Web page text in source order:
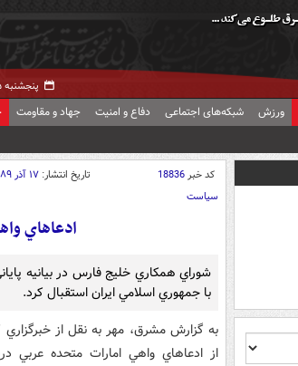
پنجشنبه ۱۵ مرداد ۱۴۰۵ -
ورزش شبکه‌های اجتماعی دفاع و امنیت جهاد و مقاومت
کد خبر18836 تاریخ انتشار: ۱۷ آذر ۱۳۸۹ - ۰۹:۴۸
سیاست
ادعاهاي
با جمهوري اسلامي ايران استقبال کرد.
به گزارش مشرق، مهر به نقل از
از ادعاهاي واهي امارات متحده عربي